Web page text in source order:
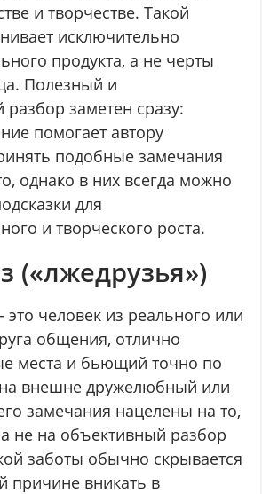
и творчестве. Такой
исключительно
продукта, а не черты
Полезный и
разбор заметен сразу:
помогает автору
подобные замечания
однако в них всегда можно
для
и творческого роста.
(«лжедрузья»)
человек из реального или
общения, отлично
места и бьющий точно по
внешне дружелюбный или
замечания нацелены на то,
не на объективный разбор
заботы обычно скрывается
причине вникать в